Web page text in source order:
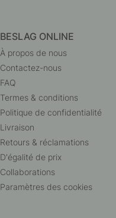
BESLAG ONLINE
À propos de nous
Contactez-nous
FAQ
Termes & conditions
Politique de confidentialité
Livraison
Retours & réclamations
D'égalité de prix
Collaborations
Paramètres des cookies